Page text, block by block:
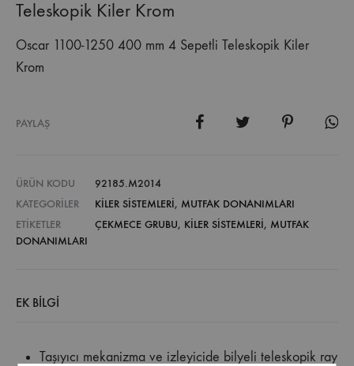
Teleskopik Kiler Krom
Oscar 1100-1250 400 mm 4 Sepetli Teleskopik Kiler
Krom
PAYLAŞ
ÜRÜN KODU
92185.M2014
KATEGORILER
KILER SISTEMLERI, MUTFAK DONANIMLARI
ETIKETLER
ÇEKMECE GRUBU, KILER SISTEMLERI, MUTFAK
DONANIMLARI
EK BILGI
Taşıyıcı mekanizma ve izleyicide bilyeli teleskopik ray